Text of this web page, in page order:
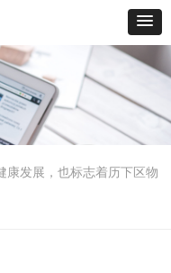
康发展，也标志着历下区物